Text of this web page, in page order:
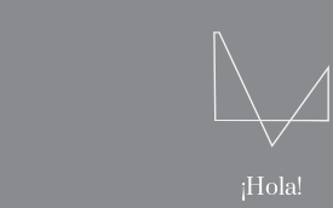
¡Hola!